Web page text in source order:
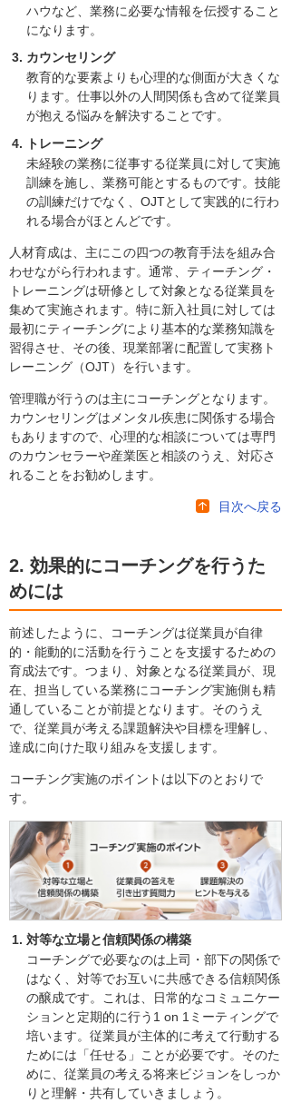
ハウなど、業務に必要な情報を伝授すること
になります。
カウンセリング
教育的な要素よりも心理的な側面が大きくな
ります。仕事以外の人間関係も含めて従業員
が抱える悩みを解決することです。
トレーニング
未経験の業務に従事する従業員に対して実施
訓練を施し、業務可能とするものです。技能
の訓練だけでなく、OJTとして実践的に行わ
れる場合がほとんどです。
人材育成は、主にこの四つの教育手法を組み合
わせながら行われます。通常、ティーチング・
トレーニングは研修として対象となる従業員を
集めて実施されます。特に新入社員に対しては
最初にティーチングにより基本的な業務知識を
習得させ、その後、現業部署に配置して実務ト
レーニング（OJT）を行います。
管理職が行うのは主にコーチングとなります。
カウンセリングはメンタル疾患に関係する場合
もありますので、心理的な相談については専門
のカウンセラーや産業医と相談のうえ、対応さ
れることをお勧めします。
目次へ戻る
2. 効果的にコーチングを行うた
めには
前述したように、コーチングは従業員が自律
的・能動的に活動を行うことを支援するための
育成法です。つまり、対象となる従業員が、現
在、担当している業務にコーチング実施側も精
通していることが前提となります。そのうえ
で、従業員が考える課題解決や目標を理解し、
達成に向けた取り組みを支援します。
コーチング実施のポイントは以下のとおりで
す。
対等な立場と信頼関係の構築
コーチングで必要なのは上司・部下の関係で
はなく、対等でお互いに共感できる信頼関係
の醸成です。これは、日常的なコミュニケー
ションと定期的に行う1 on 1ミーティングで
培います。従業員が主体的に考えて行動する
ためには「任せる」ことが必要です。そのた
めに、従業員の考える将来ビジョンをしっか
りと理解・共有していきましょう。